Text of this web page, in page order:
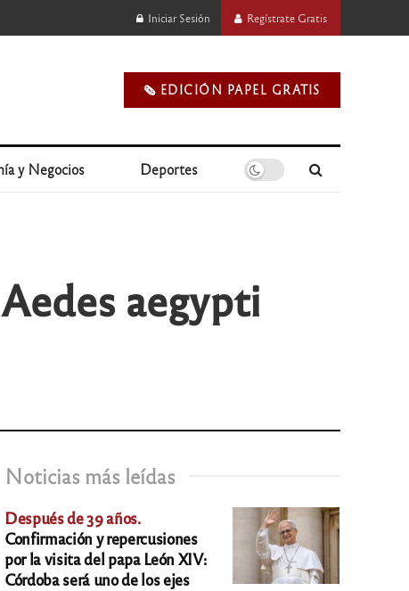
Iniciar Sesión Regístrate Gratis
🗞️ EDICIÓN PAPEL GRATIS
y Negocios Deportes
aegypti
Noticias más leídas
Después de 39 años.
Confirmación y repercusiones
por la visita del papa León XIV:
Córdoba será uno de los ejes